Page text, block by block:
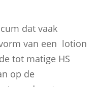
dat vaak
van een lotion
tot matige HS
op de